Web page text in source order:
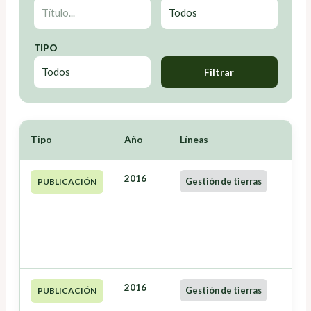
TIPO
Filtrar
Tipo Año Líneas
PUBLICACIÓN 2016 Gestión de tierras
PUBLICACIÓN 2016 Gestión de tierras